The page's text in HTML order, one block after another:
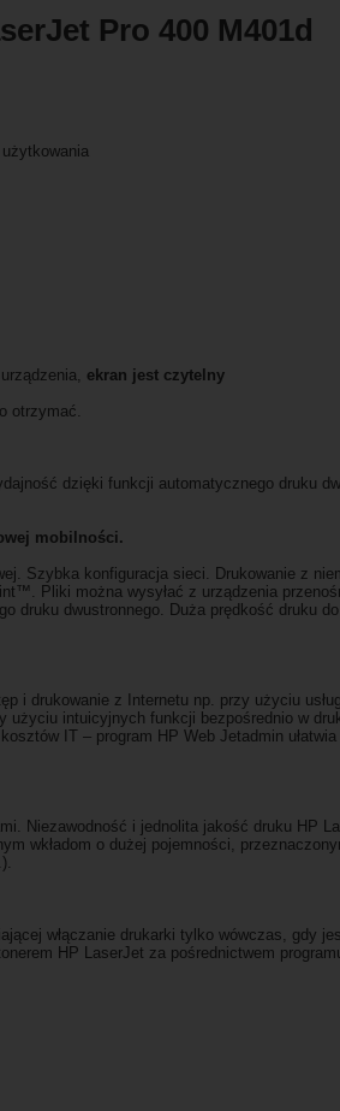
Pro 400 M401d
ekran jest czytelny
otrzymać.
dzięki funkcji automatycznego druku
mobilności.
Szybka konfiguracja sieci. Drukowanie z
Pliki można wysyłać z urządzenia
druku dwustronnego. Duża prędkość druku
i drukowanie z Internetu np. przy użyciu
intuicyjnych funkcji bezpośrednio w
IT – program HP Web Jetadmin
Niezawodność i jednolita jakość druku HP
wkładom o dużej pojemności,
włączanie drukarki tylko wówczas, gdy
HP LaserJet za pośrednictwem